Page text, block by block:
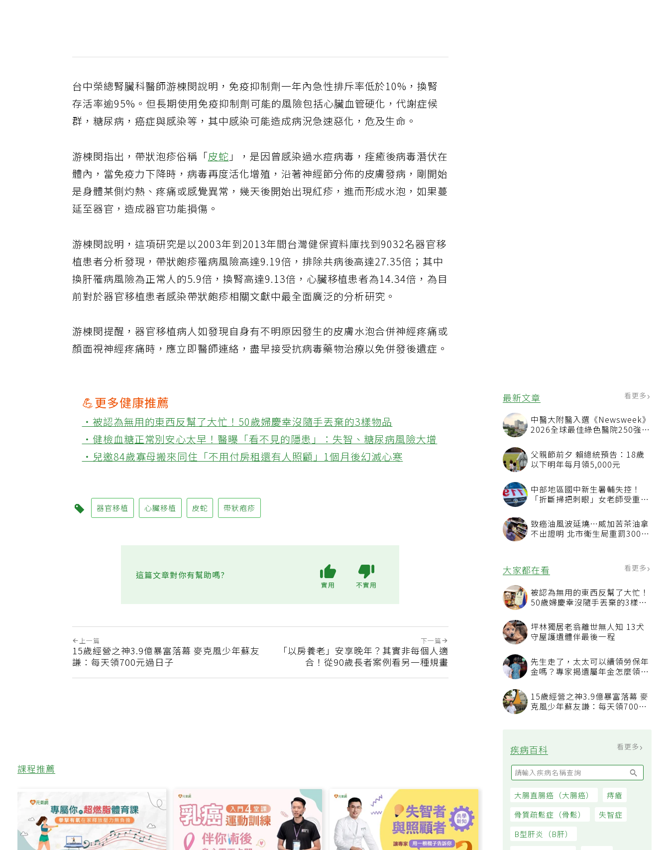
最新文章 看更多
中醫大附醫入選《Newsweek》
2026全球最佳綠色醫院250強
選 四葉績效指標居台灣最佳
父親節前夕 賴總統預告：18歲
以下明年每月領5,000元
中部地區國中新生暑輔失控！
「折斷掃把刺眼」女老師受重傷
致癌油風波延燒…威加苦茶油拿
不出證明 北市衛生局重罰300萬
大家都在看
被認為無用的東西反幫了大忙！
50歲婦慶幸沒隨手丟棄的3樣物
坪林獨居老翁離世無人知 13犬
守屋護遺體伴最後一程
先生走了，太太可以續領勞保年
15歲經營之神3.9億暴富落幕 麥
克風少年蘇友謙：每天領700元
疾病百科
台中榮總腎臟科醫師游棟閔說明，免疫抑制劑一年內急性排斥率低於10%，換腎
存活率逾95%。但長期使用免疫抑制劑可能的風險包括心臟血管硬化，代謝症候
群，糖尿病，癌症與感染等，其中感染可能造成病況急速惡化，危及生命。
游棟閔指出，帶狀泡疹俗稱「皮蛇」，是因曾感染過水痘病毒，痊癒後病毒潛伏在
體內，當免疫力下降時，病毒再度活化增殖，沿著神經節分佈的皮膚發病，剛開始
是身體某側灼熱、疼痛或感覺異常，幾天後開始出現紅疹，進而形成水泡，如果蔓
延至器官，造成器官功能損傷。
游棟閔說明，這項研究是以2003年到2013年間台灣健保資料庫找到9032名器官移
植患者分析發現，帶狀皰疹罹病風險高達9.19倍，排除共病後高達27.35倍；其中
換肝罹病風險為正常人的5.9倍，換腎高達9.13倍，心臟移植患者為14.34倍，為目
前對於器官移植患者感染帶狀皰疹相關文獻中最全面廣泛的分析研究。
游棟閔提醒，器官移植病人如發現自身有不明原因發生的皮膚水泡合併神經疼痛或
顏面視神經疼痛時，應立即醫師連絡，盡早接受抗病毒藥物治療以免併發後遺症。
💪更多健康推薦
‧被認為無用的東西反幫了大忙！50歲婦慶幸沒隨手丟棄的3樣物品
‧健檢血糖正常別安心太早！醫曝「看不見的隱患」：失智、糖尿病風險大增
‧兒邀84歲寡母搬來同住「不用付房租還有人照顧」1個月後幻滅心寒
器官移植 心臟移植 皮蛇 帶狀疱疹
這篇文章對你有幫助嗎?
上一篇
15歲經營之神3.9億暴富落幕 麥克風少年蘇友
謙：每天領700元過日子
下一篇
「以房養老」安享晚年？其實非每個人適
合！從90歲長者案例看另一種規畫
課程推薦